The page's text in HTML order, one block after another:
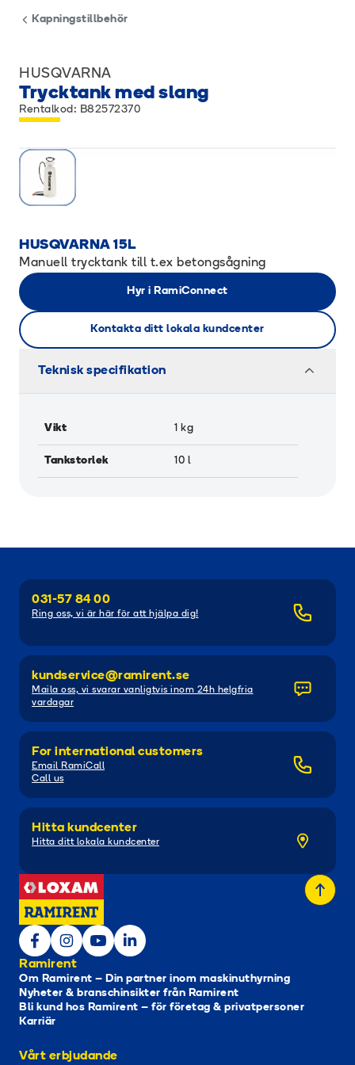
Kapningstillbehör
HUSQVARNA
Trycktank med slang
Rentalkod: B82572370
HUSQVARNA 15L
Manuell trycktank till t.ex betongsågning
Hyr i RamiConnect
Kontakta ditt lokala kundcenter
Teknisk specifikation
Vikt 1 kg
Tankstorlek 10 l
031-57 84 00
Ring oss, vi är här för att hjälpa dig!
kundservice@ramirent.se
Maila oss, vi svarar vanligtvis inom 24h helgfria
vardagar
For international customers
Email RamiCall
Call us
Hitta kundcenter
Hitta ditt lokala kundcenter
Ramirent
Om Ramirent – Din partner inom maskinuthyrning
Nyheter & branschinsikter från Ramirent
Bli kund hos Ramirent – för företag & privatpersoner
Karriär
Vårt erbjudande